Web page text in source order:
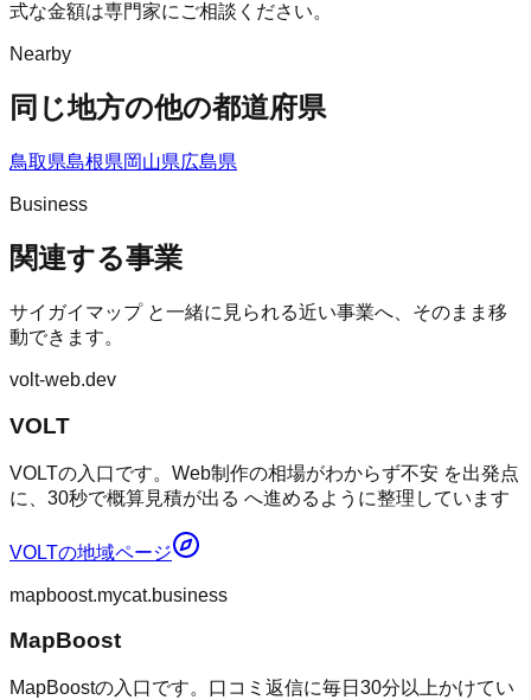
式な金額は専門家にご相談ください。
Nearby
同じ地方の他の都道府県
鳥取県島根県岡山県広島県
Business
関連する事業
サイガイマップと一緒に見られる近い事業へ、そのまま移
動できます。
volt-web.dev
VOLT
VOLTの入口です。Web制作の相場がわからず不安 を出発点
に、30秒で概算見積が出る へ進めるように整理しています
VOLTの地域ページ
mapboost.mycat.business
MapBoost
MapBoostの入口です。口コミ返信に毎日30分以上かけてい